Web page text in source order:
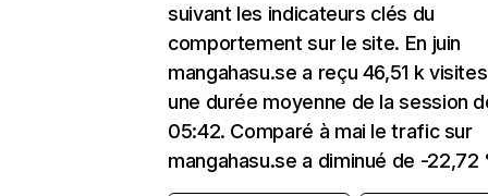
suivant les indicateurs clés du
comportement sur le site. En juin
mangahasu.se a reçu 46,51 k
une durée moyenne de la session
05:42. Comparé à mai le trafic sur
mangahasu.se a diminué de -22,72